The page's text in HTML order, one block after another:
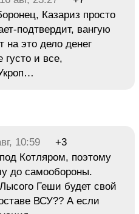
Казариз просто
подтвердит, вангую
на это дело денег
густо и все,
10:59
+3
Котляром, поэтому
до самообороны.
Геши будет свой
ВСУ?? А если